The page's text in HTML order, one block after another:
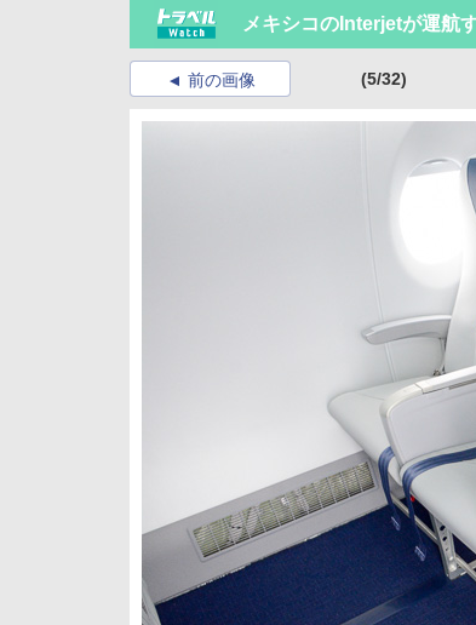
メキシコのInterjetが運航
前の画像 (5/32)